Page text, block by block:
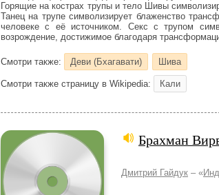
Горящие на кострах трупы и тело Шивы
Танец на трупе символизирует блаженство
человеке с её источником. Секс с трупом
возрождение, достижимое благодаря
Смотри также: Деви (Бхагавати) Шива
Смотри также страницу в Wikipedia: Кали
Брахман
Дмитрий Гайдук – «